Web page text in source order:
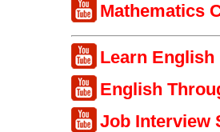
Mathematics
Learn English
English
Job Interview